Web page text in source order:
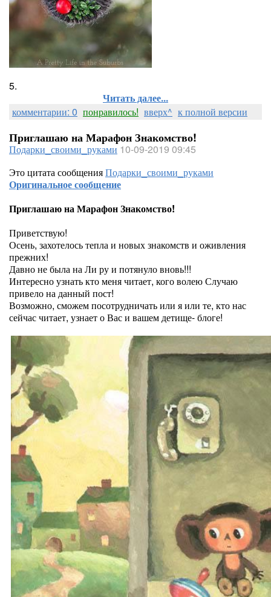
5.
Читать далее...
комментарии: 0 понравилось! вверх^ к полной версии
Приглашаю на Марафон Знакомство!
Подарки_своими_руками 10-09-2019 09:45
Это цитата сообщенияПодарки_своими_руками
Оригинальное сообщение
Приглашаю на Марафон Знакомство!
Приветствую!
Осень, захотелось тепла и новых знакомств и оживления
прежних!
Давно не была на Ли ру и потянуло вновь!!!
Интересно узнать кто меня читает, кого волею Случаю
привело на данный пост!
Возможно, сможем посотрудничать или я или те, кто нас
сейчас читает, узнает о Вас и вашем детище- блоге!